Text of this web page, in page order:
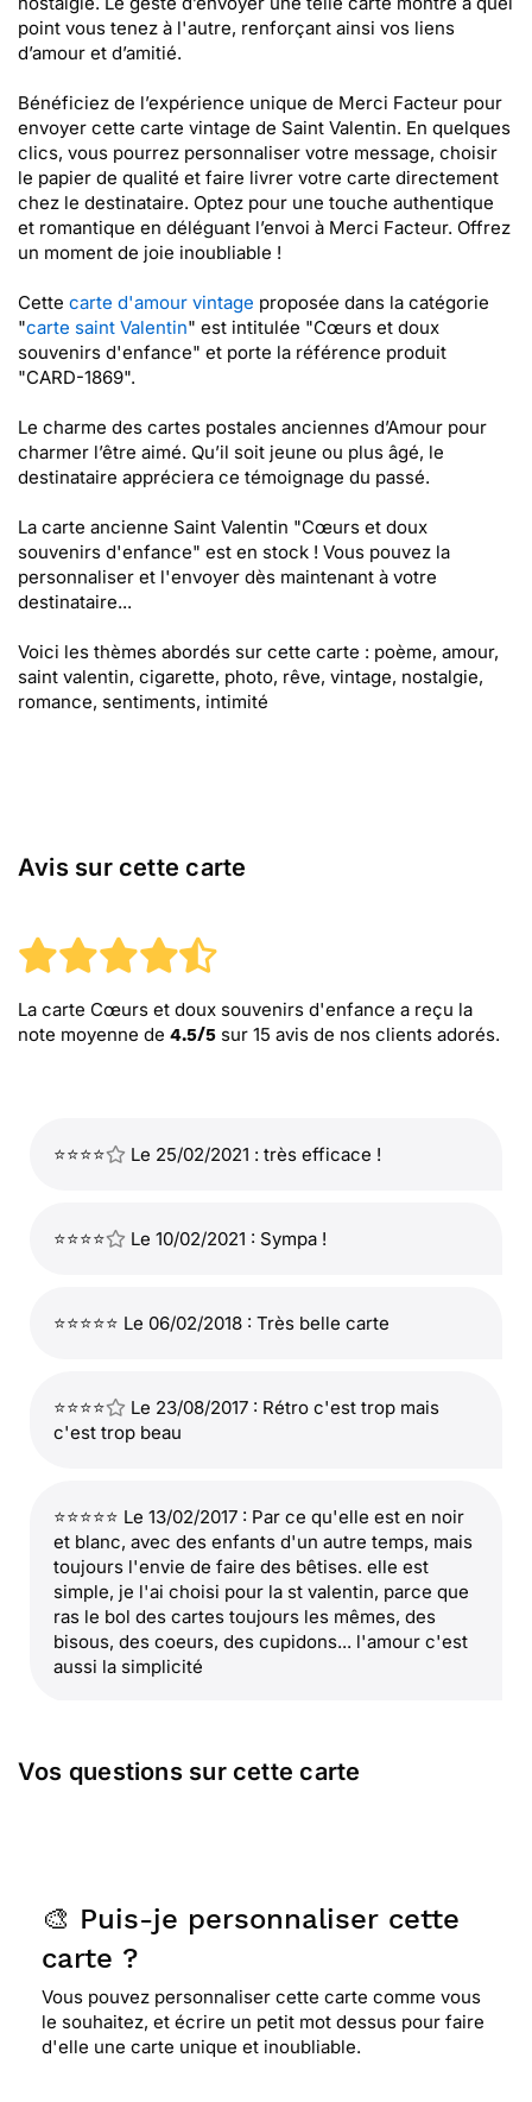
point vous tenez à l'autre, renforçant ainsi vos liens
d’amour et d’amitié.
Bénéficiez de l’expérience unique de Merci Facteur pour
envoyer cette carte vintage de Saint Valentin. En quelques
clics, vous pourrez personnaliser votre message, choisir
le papier de qualité et faire livrer votre carte directement
chez le destinataire. Optez pour une touche authentique
et romantique en déléguant l’envoi à Merci Facteur. Offrez
un moment de joie inoubliable !
Cette carte d'amour vintage proposée dans la catégorie
"carte saint Valentin" est intitulée "Cœurs et doux
souvenirs d'enfance" et porte la référence produit
"CARD-1869".
Le charme des cartes postales anciennes d’Amour pour
charmer l’être aimé. Qu’il soit jeune ou plus âgé, le
destinataire appréciera ce témoignage du passé.
La carte ancienne Saint Valentin "Cœurs et doux
souvenirs d'enfance" est en stock ! Vous pouvez la
personnaliser et l'envoyer dès maintenant à votre
destinataire...
Voici les thèmes abordés sur cette carte : poème, amour,
saint valentin, cigarette, photo, rêve, vintage, nostalgie,
romance, sentiments, intimité
Avis sur cette carte
La carte Cœurs et doux souvenirs d'enfance a reçu la
note moyenne de 4.5/5 sur 15 avis de nos clients adorés.
⭐⭐⭐⭐ Le 25/02/2021 : très efficace !
⭐⭐⭐⭐ Le 10/02/2021 : Sympa !
⭐⭐⭐⭐⭐ Le 06/02/2018 : Très belle carte
⭐⭐⭐⭐
Le 23/08/2017 : Rétro c'est trop mais
c'est trop beau
⭐⭐⭐⭐⭐ Le 13/02/2017 : Par ce qu'elle est en noir
et blanc, avec des enfants d'un autre temps, mais
toujours l'envie de faire des bêtises. elle est
simple, je l'ai choisi pour la st valentin, parce que
ras le bol des cartes toujours les mêmes, des
bisous, des coeurs, des cupidons... l'amour c'est
aussi la simplicité
réaliste merci
est mignonne et presente bien avec des enfants.
de plus, elle m a.bien fait rire
⭐⭐⭐⭐
Le 13/11/2014 : Bien belle photo ancienne
et texte sympa
Vos questions sur cette carte
🎨 Puis-je personnaliser cette
carte ?
Vous pouvez personnaliser cette carte comme vous
le souhaitez, et écrire un petit mot dessus pour faire
d'elle une carte unique et inoubliable.